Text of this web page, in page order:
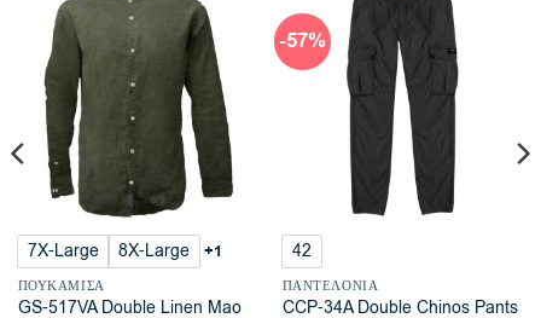
7X-Large 8X-Large +1
ΠΟΥΚΆΜΙΣΑ
GS-517VA Double Linen Mao
-57%
42
ΠΑΝΤΕΛΌΝΙΑ
CCP-34A Double Chinos Pants